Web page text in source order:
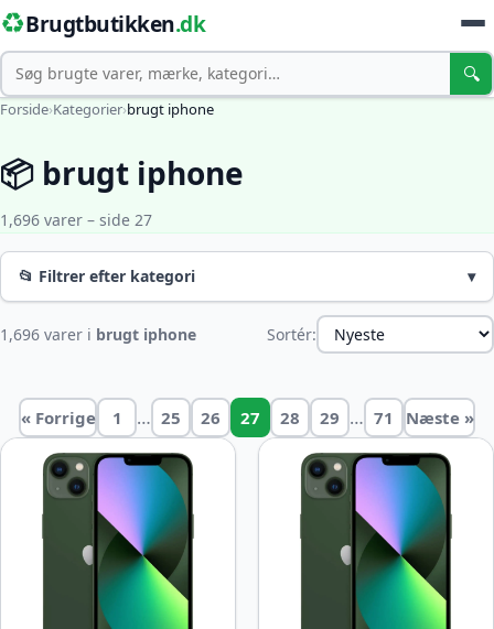
♻️Brugtbutikken.dk
Søg 🔍
Forside›Kategorier›brugt iphone
📦 brugt iphone
1,696 varer – side 27
📂 Filtrer efter kategori ▾
1,696 varer i brugt iphone Sortér:
« Forrige 1 … 25 26 27 28 29 … 71 Næste »